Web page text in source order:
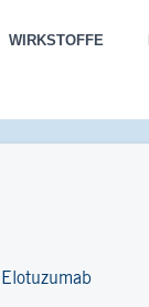
WIRKSTOFFE
Elotuzumab